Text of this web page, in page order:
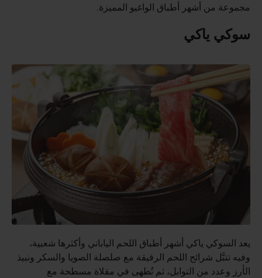
مجموعة من أشهر أطباق الواغيو المميزة.
سوكي ياكي
يعد السوكي ياكي أشهر أطباق اللحم الياباني وأكثرها شعبية،
وفيه تتبَّل شرائح اللحم الرقيقة مع صلصلة الصويا والسكر ونبيذ
الأرز وعدد من التوابل، ثم تُطهى في مقلاة مسطحة مع